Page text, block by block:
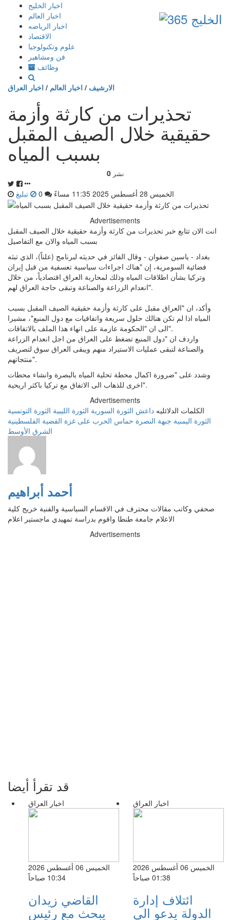
إذهب
المحتوى
اخبار الخليج
اخبار العالم
اخبار الرياضه
الاقتصاد
علوم وتكنولوجيا
فن ومشاهير
وظائف
الارشيف / اخبار العالم / اخبار العراق
تحذيرات من كارثة وأزمة
حقيقية خلال الصيف المقبل
بسبب المياه
0 نشر
الخميس 28 أغسطس 2025 11:35 مساءً تبليغ
Advertisements
انت الان تتابع خبر تحذيرات من كارثة وأزمة حقيقية خلال الصيف المقبل
بسبب المياه والان مع التفاصيل
بغداد - ياسين صفوان - وقال الفائز في حديثه لبرنامج (علناً)، الذي تبثه
فضائية السومرية، إن "هناك اجراءات سياسية تعسفية من قبل إيران
وتركيا بشأن اطلاقات المياه وذلك لمحاربة العراق اقتصادياً، من خلال
انعدام الزراعة والصناعة وتبقى حاجة العراق لهم".
وأكد، ان "العراق مقبل على كارثة وأزمة حقيقية الصيف المقبل بسبب
المياه اذا لم تكن هنالك حلول سريعة واتفاقيات مع دول المنبع"، مشيرا
الى ان "الحكومة عازمة على انهاء هذا الملف بالاتفاقات".
واردف ان "دول المنبع تضغط على العراق من اجل انعدام الزراعة
والصناعة لتبقى عمليات الاستيراد منهم ويبقى العراق سوق لتصريف
منتجاتهم".
وشدد على "ضرورة اكمال محطة تحلية المياه بالبصرة وانشاء محطات
اخرى للذهاب الى الاتفاق مع تركيا باكثر اريحية".
Advertisements
الكلمات الدلائليه داعش الثورة السورية الثورة الليبية الثورة التونسية
الثورة اليمنية جبهة النصرة حماس الحرب على غزة القضية الفلسطينية
الشرق الأوسط
أحمد أبراهيم
صحفي وكاتب مقالات محترف في الاقسام السياسية والفنية خريج كلية
الاعلام جامعة طنطا واقوم بدراسة تمهيدي ماجستير اعلام
Advertisements
قد تقرأ أيضا
اخبار العراق
الخميس 06 أغسطس 2026
10:34 صباحاً
القاضي زيدان
يبحث مع رئيس
اخبار العراق
الخميس 06 أغسطس 2026
01:38 صباحاً
ائتلاف إدارة
الدولة يدعو الى